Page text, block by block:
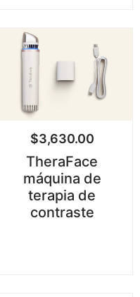
$3,630.00
TheraFace
máquina de
terapia de
contraste